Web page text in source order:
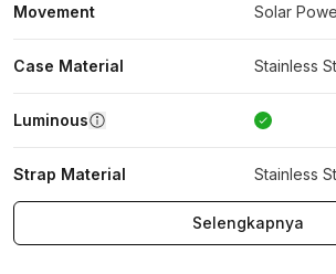
Movement Solar
Case Material Stainless
Luminous
Strap Material Stainless
Selengkapnya